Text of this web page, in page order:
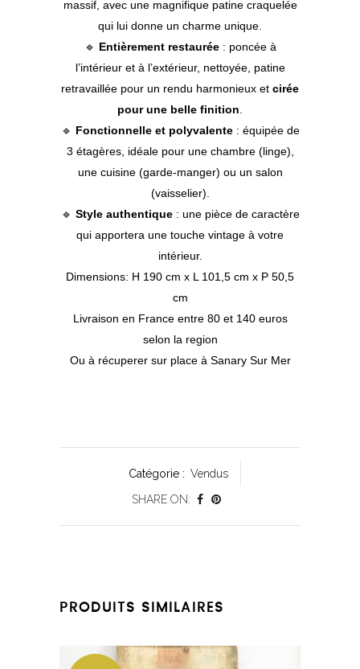
massif, avec une magnifique patine craquelée
qui lui donne un charme unique.
🔹 Entièrement restaurée: poncée à
l’intérieur et à l’extérieur, nettoyée, patine
retravaillée pour un rendu harmonieux et cirée
pour une belle finition.
🔹 Fonctionnelle et polyvalente: équipée de
3 étagères, idéale pour une chambre (linge),
une cuisine (garde-manger) ou un salon
(vaisselier).
🔹 Style authentique: une pièce de caractère
qui apportera une touche vintage à votre
intérieur.
Dimensions: H 190 cm x L 101,5 cm x P 50,5
cm
Livraison en France entre 80 et 140 euros
selon la region
Ou à récuperer sur place à Sanary Sur Mer
Catégorie : Vendus
SHARE ON:
PRODUITS SIMILAIRES